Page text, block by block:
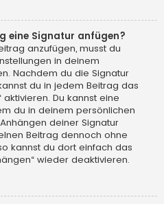
eine Signatur anfügen?
anzufügen, musst du
in deinem
Nachdem du die Signatur
du in jedem Beitrag das
aktivieren. Du kannst eine
du in deinem persönlichen
deiner Signatur
Beitrag dennoch ohne
kannst du dort einfach das
wieder deaktivieren.